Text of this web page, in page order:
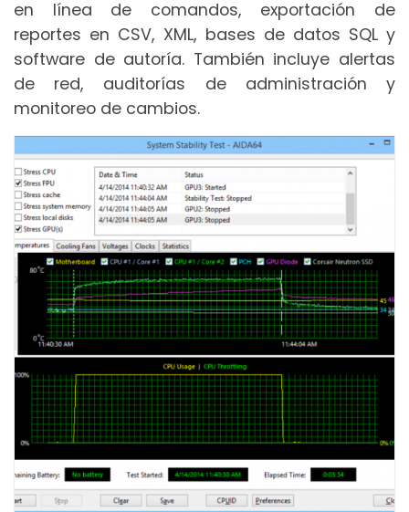
en línea de comandos, exportación de
reportes en CSV, XML, bases de datos SQL y
software de autoría. También incluye alertas
de red, auditorías de administración y
monitoreo de cambios.